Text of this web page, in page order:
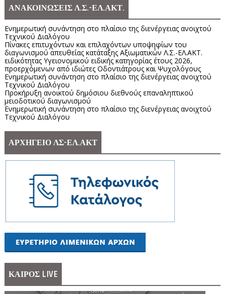
ΑΝΑΚΟΙΝΩΣΕΙΣ Λ.Σ.-ΕΛ.ΑΚΤ.
Ενημερωτική συνάντηση στο πλαίσιο της διενέργειας ανοιχτού
Τεχνικού Διαλόγου
Πίνακες επιτυχόντων και επιλαχόντων υποψηφίων του
διαγωνισμού απευθείας κατάταξης Αξιωματικών Λ.Σ.-ΕΛ.ΑΚΤ.
ειδικότητας Υγειονομικού ειδικής κατηγορίας έτους 2026,
προερχόμενων από ιδιώτες Οδοντιάτρους και Ψυχολόγους
Ενημερωτική συνάντηση στο πλαίσιο της διενέργειας ανοιχτού
Τεχνικού Διαλόγου
Προκήρυξη ανοικτού δημόσιου διεθνούς επαναληπτικού
μειοδοτικού διαγωνισμού
Ενημερωτική συνάντηση στο πλαίσιο της διενέργειας ανοιχτού
Τεχνικού Διαλόγου
ΑΡΧΗΓΕΙΟ ΛΣ-ΕΛ.ΑΚΤ
ΚΑΙΡΟΣ LIVE